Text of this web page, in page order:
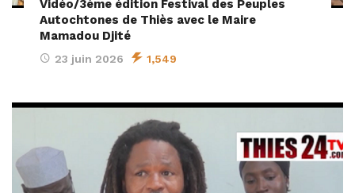
Vidéo/3ème édition Festival des Peuples
Autochtones de Thiès avec le Maire
Mamadou Djité
23 juin 2026 1,549